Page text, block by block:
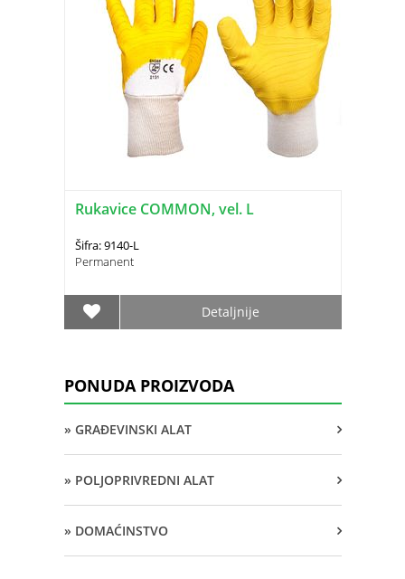
Rukavice COMMON, vel. L
Šifra: 9140-L
Permanent
Detaljnije
PONUDA PROIZVODA
» GRAĐEVINSKI ALAT
» POLJOPRIVREDNI ALAT
» DOMAĆINSTVO